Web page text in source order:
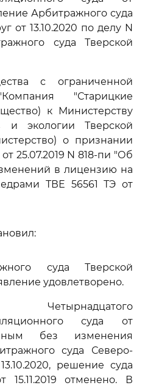
Арбитражного суда
от 13.10.2020 по делу N
суда Тверской
с ограниченной
"Старицкие
к Министерству
и экологии Тверской
о признании
25.07.2019 N 818-пи "Об
в лицензию на
ТВЕ 56561 ТЭ от
суда Тверской
удовлетворено.
Четырнадцатого
суда от
без изменения
суда Северо-
решение суда
15.11.2019 отменено. В